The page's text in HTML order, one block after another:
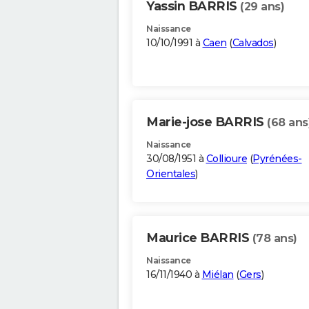
Yassin BARRIS (29 ans)
Naissance
10/10/1991 à Caen (Calvados)
Marie-jose BARRIS (68
Naissance
30/08/1951 à Collioure (Pyrénées-
Orientales)
Maurice BARRIS (78 ans)
Naissance
16/11/1940 à Miélan (Gers)